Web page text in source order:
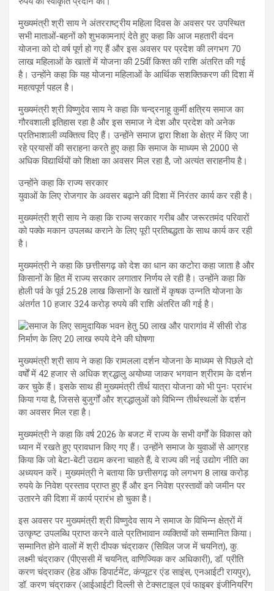
मुख्यमंत्री श्री साय ने अंतरराष्ट्रीय महिला दिवस के अवसर पर उपस्थित
सभी माताओं-बहनों को शुभकामनाएं देते हुए कहा कि आज महतारी वंदन
योजना को दो वर्ष पूर्ण हो गए हैं और इस अवसर पर प्रदेश की लगभग 70
लाख महिलाओं के खातों में योजना की 25वीं किश्त की राशि अंतरित की गई
है। उन्होंने कहा कि यह योजना महिलाओं के आर्थिक सशक्तिकरण की दिशा में
महत्वपूर्ण पहल है।
मुख्यमंत्री श्री विष्णुदेव साय ने कहा कि चन्द्रनाहू कुर्मी क्षत्रिय समाज का
गौरवशाली इतिहास रहा है और इस समाज ने देश और प्रदेश को अनेक
प्रतिभाशाली व्यक्तित्व दिए हैं। उन्होंने समाज द्वारा शिक्षा के क्षेत्र में किए जा
रहे प्रयासों की सराहना करते हुए कहा कि समाज के माध्यम से 2000 से
अधिक विद्यार्थियों को शिक्षा का अवसर मिल रहा है, जो अत्यंत सराहनीय है।
उन्होंने कहा कि राज्य सरकार
युवाओं के लिए रोजगार के अवसर बढ़ाने की दिशा में निरंतर कार्य कर रही है।
मुख्यमंत्री श्री साय ने कहा कि राज्य सरकार गरीब और जरूरतमंद परिवारों
को पक्के मकान उपलब्ध कराने के लिए पूरी प्रतिबद्धता के साथ कार्य कर रही
है।
मुख्यमंत्री ने कहा कि छत्तीसगढ़ को देश का धान का कटोरा कहा जाता है और
किसानों के हित में राज्य सरकार लगातार निर्णय ले रही है। उन्होंने कहा कि
होली पर्व के पूर्व 25.28 लाख किसानों के खातों में कृषक उन्नति योजना के
अंतर्गत 10 हजार 324 करोड़ रुपये की राशि अंतरित की गई है।
मुख्यमंत्री श्री साय ने कहा कि रामलला दर्शन योजना के माध्यम से पिछले दो
वर्षों में 42 हजार से अधिक श्रद्धालु अयोध्या जाकर भगवान श्रीराम के दर्शन
कर चुके हैं। इसके साथ ही मुख्यमंत्री तीर्थ यात्रा योजना को भी पुनः प्रारंभ
किया गया है, जिससे बुजुर्गों और श्रद्धालुओं को विभिन्न तीर्थस्थलों के दर्शन
का अवसर मिल रहा है।
मुख्यमंत्री ने कहा कि वर्ष 2026 के बजट में राज्य के सभी वर्गों के विकास को
ध्यान में रखते हुए प्रावधान किए गए हैं। उन्होंने समाज के युवाओं से आग्रह
किया कि जो बेटा-बेटी उद्यम करना चाहते हैं, वे राज्य की नई उद्योग नीति का
अध्ययन करें। मुख्यमंत्री ने बताया कि छत्तीसगढ़ को लगभग 8 लाख करोड़
रुपये के निवेश प्रस्ताव प्राप्त हुए हैं और इन निवेश प्रस्तावों को जमीन पर
उतारने की दिशा में कार्य प्रारंभ हो चुका है।
इस अवसर पर मुख्यमंत्री श्री विष्णुदेव साय ने समाज के विभिन्न क्षेत्रों में
उत्कृष्ट उपलब्धि प्राप्त करने वाले प्रतिभावान व्यक्तियों को सम्मानित किया।
सम्मानित होने वालों में श्री दीपक चंद्राकर (सिविल जज में चयनित), कु.
लक्ष्मी चंद्राकर (पीएससी में चयनित, वाणिज्यिक कर अधिकारी), डॉ. प्रीति
करण चंद्राकर (हेड ऑफ डिपार्टमेंट, कंप्यूटर एंड साइंस, एनआईटी रायपुर),
डॉ. करण चंद्राकर (आईआईटी दिल्ली से टेक्सटाइल एवं फाइबर इंजीनियरिंग